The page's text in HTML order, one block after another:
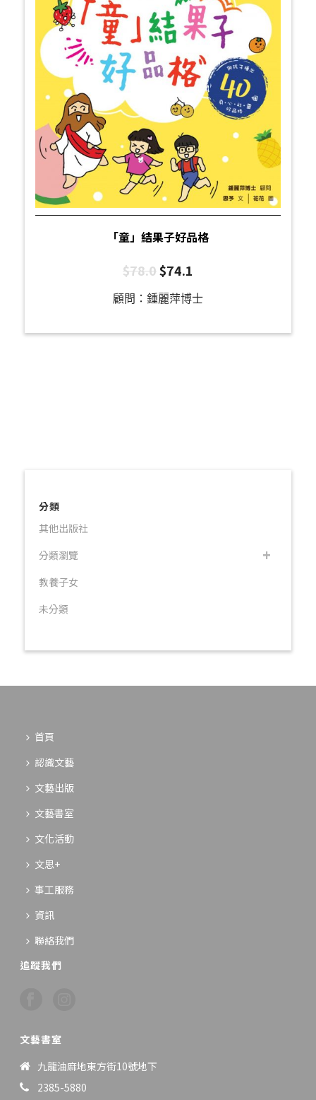
「童」結果子好品格
$78.0$74.1
顧問：鍾麗萍博士
分類
其他出版社
分類瀏覽
教養子女
未分類
首頁
認識文藝
文藝出版
文藝書室
文化活動
文思+
事工服務
資訊
聯絡我們
追蹤我們
文藝書室
九龍油麻地東方街10號地下
2385-5880